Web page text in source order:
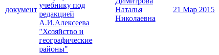
документ
учебнику под
редакцией
А.И.Алексеева
"Хозяйство и
географические
районы"
Наталья
Николаевна
21 Мар 2015